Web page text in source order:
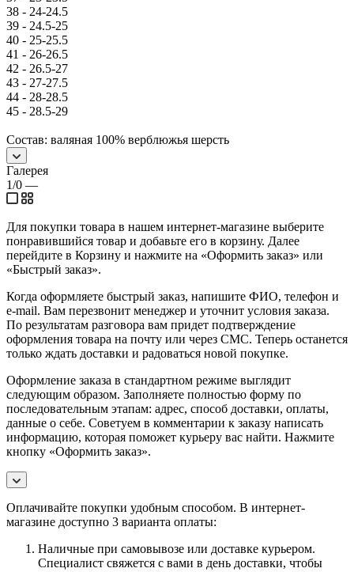
38 - 24-24.5
39 - 24.5-25
40 - 25-25.5
41 - 26-26.5
42 - 26.5-27
43 - 27-27.5
44 - 28-28.5
45 - 28.5-29
Состав: валяная 100% верблюжья шерсть
Галерея
1/0 —
Для покупки товара в нашем интернет-магазине выберите
понравившийся товар и добавьте его в корзину. Далее
перейдите в Корзину и нажмите на «Оформить заказ» или
«Быстрый заказ».
Когда оформляете быстрый заказ, напишите ФИО, телефон и
e-mail. Вам перезвонит менеджер и уточнит условия заказа.
По результатам разговора вам придет подтверждение
оформления товара на почту или через СМС. Теперь останется
только ждать доставки и радоваться новой покупке.
Оформление заказа в стандартном режиме выглядит
следующим образом. Заполняете полностью форму по
последовательным этапам: адрес, способ доставки, оплаты,
данные о себе. Советуем в комментарии к заказу написать
информацию, которая поможет курьеру вас найти. Нажмите
кнопку «Оформить заказ».
Оплачивайте покупки удобным способом. В интернет-
магазине доступно 3 варианта оплаты:
Наличные при самовывозе или доставке курьером.
Специалист свяжется с вами в день доставки, чтобы